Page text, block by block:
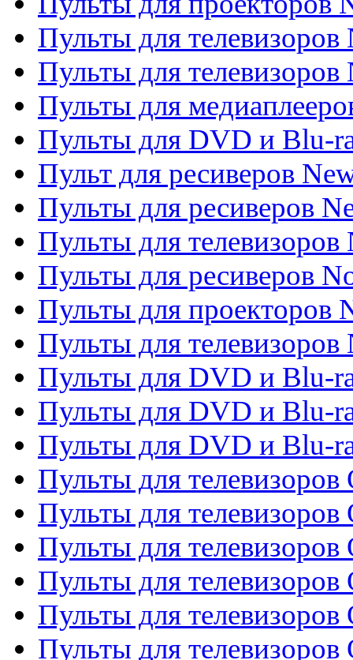
Пульты для телевизоров
Пульты для телевизоров
Пульты для
Пульты для DVD и Blu-
Пульт для ресиверов
Пульты для ресиверов
Пульты для телевизоров
Пульты для ресиверов
Пульты для проекторов
Пульты для телевизоров
Пульты для DVD и Blu-
Пульты для DVD и Blu-
Пульты для DVD и Blu-
Пульты для телевизоров
Пульты для телевизоров
Пульты для телевизоров
Пульты для телевизоров
Пульты для телевизоров
Пульты для телевизоров